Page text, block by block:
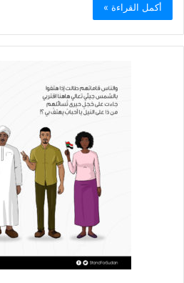
أكمل القراءة »